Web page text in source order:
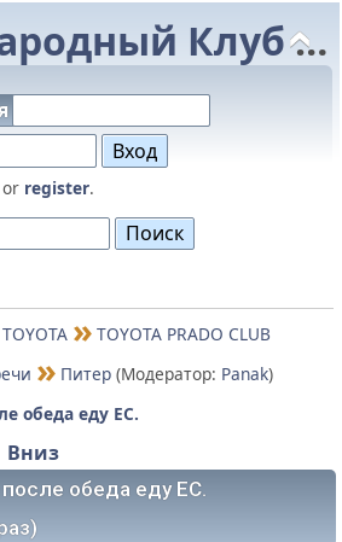
Международный Клуб TOYOTA
register.
TOYOTA PRADO CLUB
Питер (Модератор: Panak)
обеда еду ЕС.
Вниз
обеда еду ЕС.